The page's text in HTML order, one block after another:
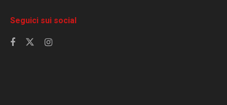
Seguici sui social